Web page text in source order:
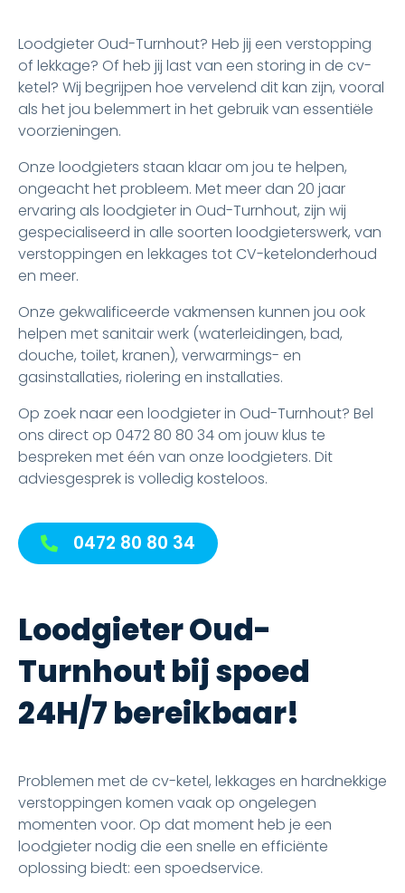
Loodgieter Oud-Turnhout? Heb jij een verstopping
of lekkage? Of heb jij last van een storing in de cv-
ketel? Wij begrijpen hoe vervelend dit kan zijn, vooral
als het jou belemmert in het gebruik van essentiële
voorzieningen.
Onze loodgieters staan klaar om jou te helpen,
ongeacht het probleem. Met meer dan 20 jaar
ervaring als loodgieter in Oud-Turnhout, zijn wij
gespecialiseerd in alle soorten loodgieterswerk, van
verstoppingen en lekkages tot CV-ketelonderhoud
en meer.
Onze gekwalificeerde vakmensen kunnen jou ook
helpen met sanitair werk (waterleidingen, bad,
douche, toilet, kranen), verwarmings- en
gasinstallaties, riolering en installaties.
Op zoek naar een loodgieter in Oud-Turnhout? Bel
ons direct op 0472 80 80 34 om jouw klus te
bespreken met één van onze loodgieters. Dit
adviesgesprek is volledig kosteloos.
0472 80 80 34
Loodgieter Oud-
Turnhout bij spoed
24H/7 bereikbaar!
Problemen met de cv-ketel, lekkages en hardnekkige
verstoppingen komen vaak op ongelegen
momenten voor. Op dat moment heb je een
loodgieter nodig die een snelle en efficiënte
oplossing biedt: een spoedservice.